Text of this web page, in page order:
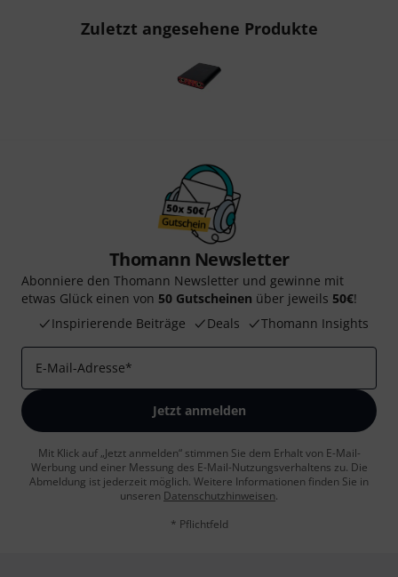
Zuletzt angesehene Produkte
Thomann Newsletter
Abonniere den Thomann Newsletter und gewinne mit
etwas Glück einen von 50 Gutscheinen über jeweils 50€!
Inspirierende Beiträge
Deals Thomann Insights
E-Mail-Adresse*
Jetzt anmelden
Mit Klick auf „Jetzt anmelden“ stimmen Sie dem Erhalt von E-Mail-
Werbung und einer Messung des E-Mail-Nutzungsverhaltens zu. Die
Abmeldung ist jederzeit möglich. Weitere Informationen finden Sie in
unseren Datenschutzhinweisen.
* Pflichtfeld